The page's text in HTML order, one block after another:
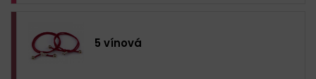
5 vínová